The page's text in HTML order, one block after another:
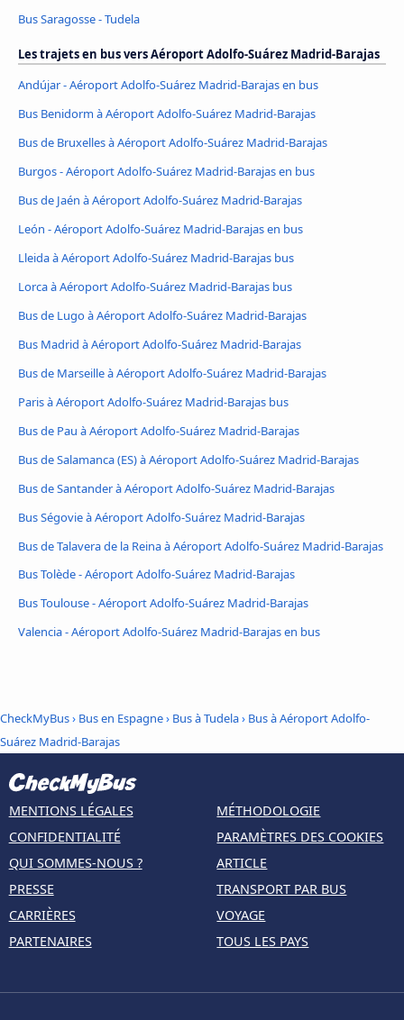
Bus Saragosse - Tudela
Les trajets en bus vers Aéroport Adolfo-Suárez Madrid-Barajas
Andújar - Aéroport Adolfo-Suárez Madrid-Barajas en bus
Bus Benidorm à Aéroport Adolfo-Suárez Madrid-Barajas
Bus de Bruxelles à Aéroport Adolfo-Suárez Madrid-Barajas
Burgos - Aéroport Adolfo-Suárez Madrid-Barajas en bus
Bus de Jaén à Aéroport Adolfo-Suárez Madrid-Barajas
León - Aéroport Adolfo-Suárez Madrid-Barajas en bus
Lleida à Aéroport Adolfo-Suárez Madrid-Barajas bus
Lorca à Aéroport Adolfo-Suárez Madrid-Barajas bus
Bus de Lugo à Aéroport Adolfo-Suárez Madrid-Barajas
Bus Madrid à Aéroport Adolfo-Suárez Madrid-Barajas
Bus de Marseille à Aéroport Adolfo-Suárez Madrid-Barajas
Paris à Aéroport Adolfo-Suárez Madrid-Barajas bus
Bus de Pau à Aéroport Adolfo-Suárez Madrid-Barajas
Bus de Salamanca (ES) à Aéroport Adolfo-Suárez Madrid-Barajas
Bus de Santander à Aéroport Adolfo-Suárez Madrid-Barajas
Bus Ségovie à Aéroport Adolfo-Suárez Madrid-Barajas
Bus de Talavera de la Reina à Aéroport Adolfo-Suárez Madrid-Barajas
Bus Tolède - Aéroport Adolfo-Suárez Madrid-Barajas
Bus Toulouse - Aéroport Adolfo-Suárez Madrid-Barajas
Valencia - Aéroport Adolfo-Suárez Madrid-Barajas en bus
CheckMyBus› Bus en Espagne› Bus à Tudela› Bus à Aéroport Adolfo-
Suárez Madrid-Barajas
MENTIONS LÉGALES
CONFIDENTIALITÉ
QUI SOMMES-NOUS ?
PRESSE
CARRIÈRES
PARTENAIRES
MÉTHODOLOGIE
PARAMÈTRES DES COOKIES
ARTICLE
TRANSPORT PAR BUS
VOYAGE
TOUS LES PAYS